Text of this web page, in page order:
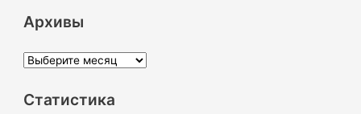
Архивы
А
х
Статистика